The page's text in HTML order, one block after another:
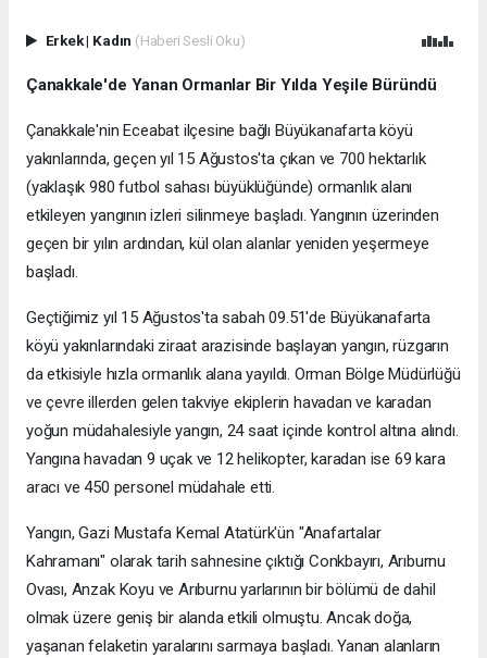
Erkek| Kadın (Haberi Sesli Oku)
Çanakkale'de Yanan Ormanlar Bir Yılda Yeşile Büründü
Çanakkale'nin Eceabat ilçesine bağlı Büyükanafarta köyü
yakınlarında, geçen yıl 15 Ağustos'ta çıkan ve 700 hektarlık
(yaklaşık 980 futbol sahası büyüklüğünde) ormanlık alanı
etkileyen yangının izleri silinmeye başladı. Yangının üzerinden
geçen bir yılın ardından, kül olan alanlar yeniden yeşermeye
başladı.
Geçtiğimiz yıl 15 Ağustos'ta sabah 09.51'de Büyükanafarta
köyü yakınlarındaki ziraat arazisinde başlayan yangın, rüzgarın
da etkisiyle hızla ormanlık alana yayıldı. Orman Bölge Müdürlüğü
ve çevre illerden gelen takviye ekiplerin havadan ve karadan
yoğun müdahalesiyle yangın, 24 saat içinde kontrol altına alındı.
Yangına havadan 9 uçak ve 12 helikopter, karadan ise 69 kara
aracı ve 450 personel müdahale etti.
Yangın, Gazi Mustafa Kemal Atatürk'ün "Anafartalar
Kahramanı" olarak tarih sahnesine çıktığı Conkbayırı, Arıburnu
Ovası, Anzak Koyu ve Arıburnu yarlarının bir bölümü de dahil
olmak üzere geniş bir alanda etkili olmuştu. Ancak doğa,
yaşanan felaketin yaralarını sarmaya başladı. Yanan alanların